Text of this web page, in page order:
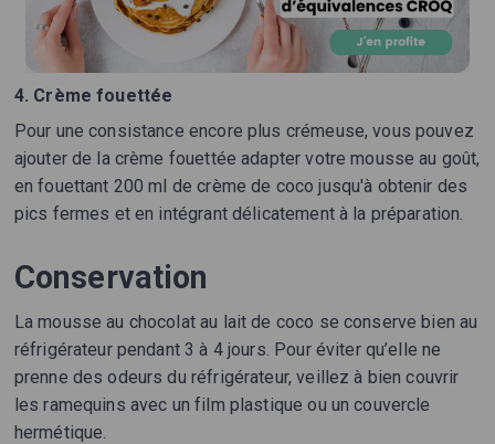
4. Crème fouettée
Pour une consistance encore plus crémeuse, vous pouvez
ajouter de la crème fouettée adapter votre mousse au goût,
en fouettant 200 ml de crème de coco jusqu'à obtenir des
pics fermes et en intégrant délicatement à la préparation.
Conservation
La mousse au chocolat au lait de coco se conserve bien au
réfrigérateur pendant 3 à 4 jours. Pour éviter qu’elle ne
prenne des odeurs du réfrigérateur, veillez à bien couvrir
les ramequins avec un film plastique ou un couvercle
hermétique.